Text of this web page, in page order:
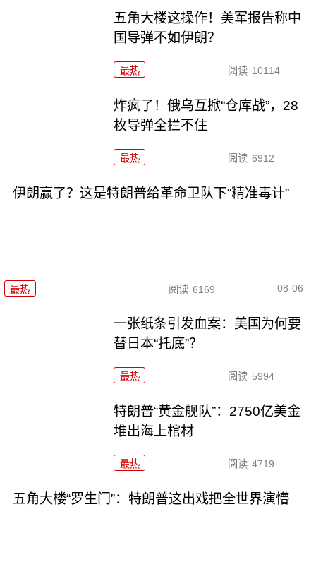
五角大楼这操作！美军报告称中
国导弹不如伊朗？
最热 阅读 10114
炸疯了！俄乌互掀“仓库战”，28
枚导弹全拦不住
最热 阅读 6912
伊朗赢了？这是特朗普给革命卫队下“精准毒计”
最热 阅读 6169 08-06
一张纸条引发血案：美国为何要
替日本“托底”？
最热 阅读 5994
特朗普“黄金舰队”：2750亿美金
堆出海上棺材
最热 阅读 4719
五角大楼“罗生门”：特朗普这出戏把全世界演懵